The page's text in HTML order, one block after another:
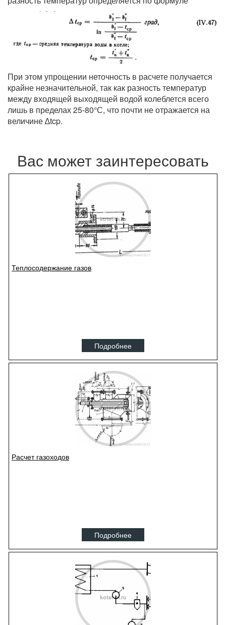
При этом упрощении неточность в расчете получается
крайне незначительной, так как разность температур
между входящей выходящей водой колеблется всего
лишь в пределах 25-80°С, что почти не отражается на
величине ∆tcp.
Вас может заинтересовать
Теплосодержание газов
Подробнее
Расчет газоходов
Подробнее